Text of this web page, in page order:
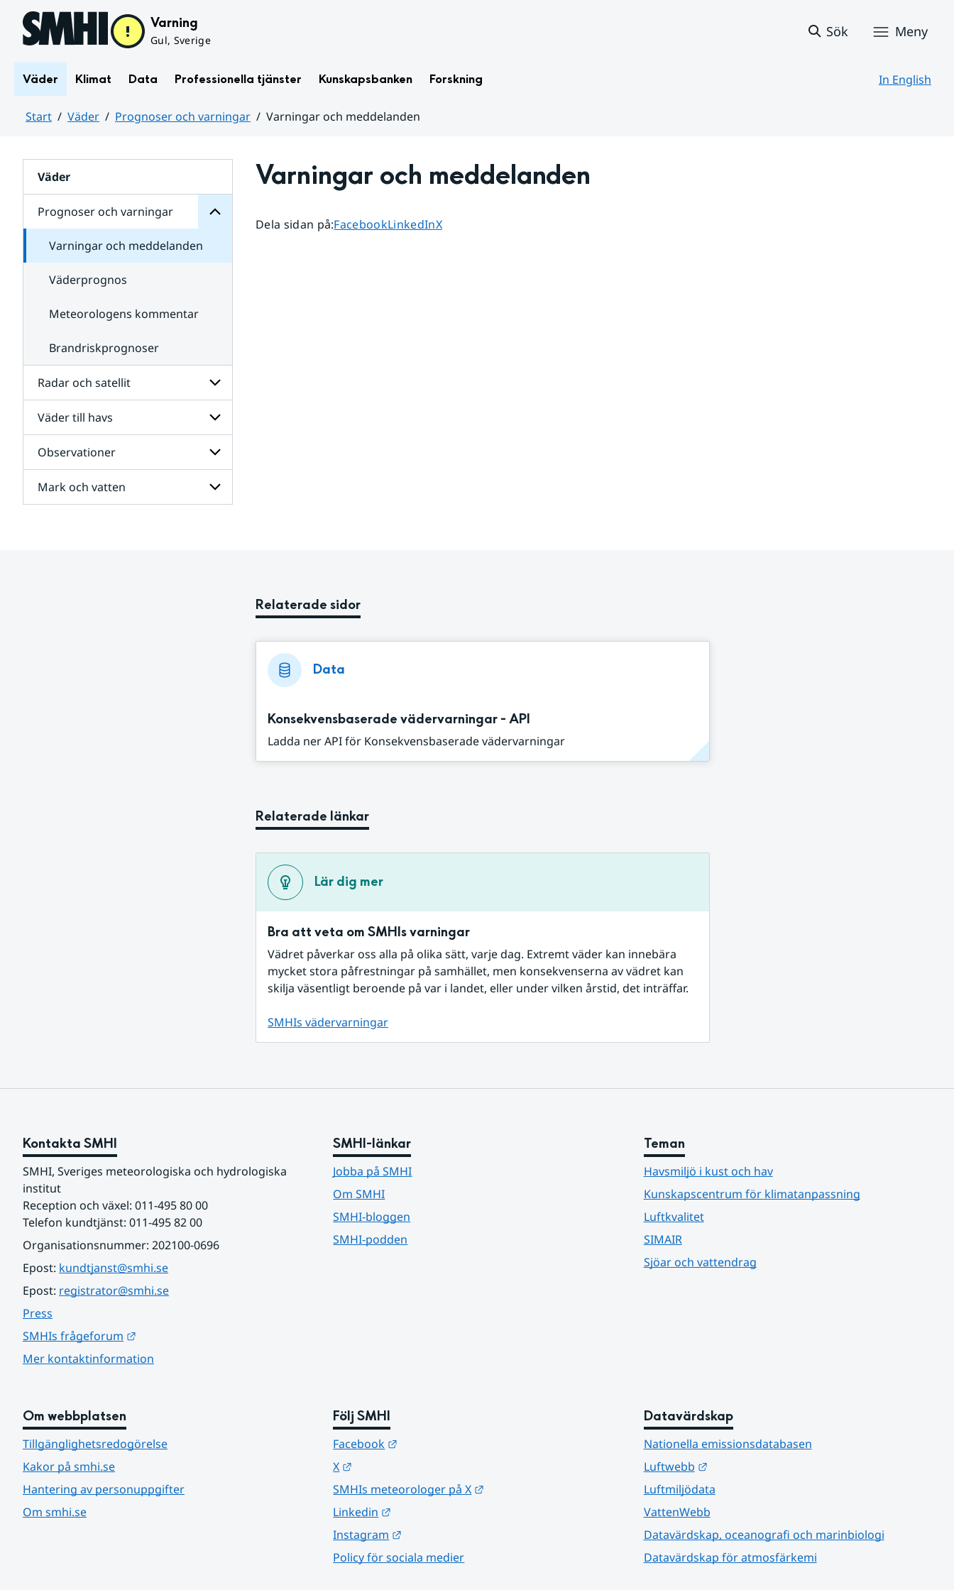
Hoppa till sidans innehåll Varning
Gul, Sverige
Sök Meny
Väder Klimat Data Professionella tjänster Kunskapsbanken Forskning In English
Start Väder Prognoser och varningar
Varningar och meddelanden
Väder
Prognoser och varningar
för
varningar
Varningar och meddelanden
Väderprognos
Meteorologens kommentar
Brandriskprognoser
Radar och satellit
Undersidor
för
Radar
och
satellit
Väder till havs
Undersidor
för
Väder
till
havs
Observationer
Undersidor
för
Mark och vatten
Varningar och meddelanden
Dela sidan på:Dela sidan på
FacebookDela sidan på
LinkedInDela sidan på
X
Relaterade sidor
Data
Konsekvensbaserade vädervarningar - API
Ladda ner API för Konsekvensbaserade vädervarningar
Relaterade länkar
Lär dig mer
Bra att veta om SMHIs varningar
Vädret påverkar oss alla på olika sätt, varje dag. Extremt väder kan innebära
mycket stora påfrestningar på samhället, men konsekvenserna av vädret kan
skilja väsentligt beroende på var i landet, eller under vilken årstid, det inträffar.
SMHIs vädervarningar
Kontakta SMHI
SMHI, Sveriges meteorologiska och hydrologiska
institut
Reception och växel: 011-495 80 00
Telefon kundtjänst: 011-495 82 00
Organisationsnummer: 202100-0696
Epost: kundtjanst@smhi.se
Epost: registrator@smhi.se
Press
SMHIs frågeforum
Mer kontaktinformation
SMHI-länkar
Jobba på SMHI
Om SMHI
SMHI-bloggen
SMHI-podden
Teman
Havsmiljö i kust och hav
Kunskapscentrum för klimatanpassning
Luftkvalitet
SIMAIR
Sjöar och vattendrag
Om webbplatsen
Tillgänglighetsredogörelse
Kakor på smhi.se
Hantering av personuppgifter
Om smhi.se
Följ SMHI
Facebook
X
SMHIs meteorologer på X
Linkedin
Instagram
Policy för sociala medier
Datavärdskap
Nationella emissionsdatabasen
Luftwebb
Länk till annan webbplats.
Luftmiljödata
VattenWebb
Datavärdskap, oceanografi och marinbiologi
Datavärdskap för atmosfärkemi